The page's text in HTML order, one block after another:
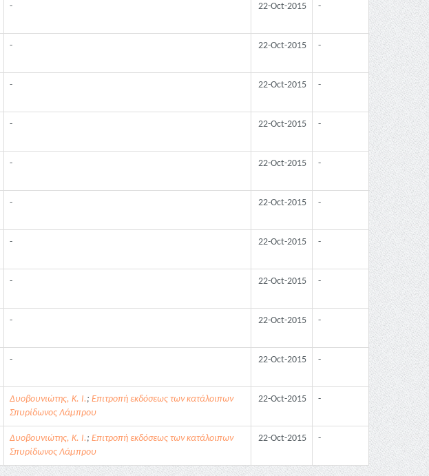
- 22-Oct-2015 -
- 22-Oct-2015 -
- 22-Oct-2015 -
- 22-Oct-2015 -
- 22-Oct-2015 -
- 22-Oct-2015 -
- 22-Oct-2015 -
- 22-Oct-2015 -
- 22-Oct-2015 -
- 22-Oct-2015 -
Δυοβουνιώτης, Κ. Ι.; Επιτροπή εκδόσεως των κατάλοιπων
Σπυρίδωνος Λάμπρου
22-Oct-2015 -
Δυοβουνιώτης, Κ. Ι.; Επιτροπή εκδόσεως των κατάλοιπων
Σπυρίδωνος Λάμπρου
22-Oct-2015 -